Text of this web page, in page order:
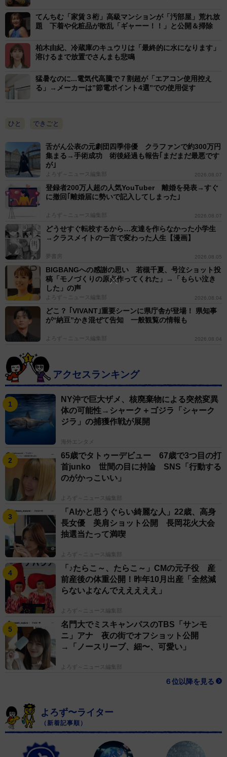
てんちむ「家賃３桁」高級マンションが「汚部屋」荒れ放
題 下着や化粧品が散乱「ギャーー！！」と公開＆掃除
柏木由紀、冷蔵庫のキュウリは「最終的に水になります」
溶けるまで放置でさんまも悲鳴
猛暑なのに...電気代高騰で７割超が「エアコン使用控え
る」→メーカーは”節電ポイント4選”での使用促す
ひと できごと
舌がん公表の元劇団四季俳優 クラファンで約300万円
集まる→手術成功 術後経過も報告｢まだまだ最悪です
が｣
よろず～ニュース編集部 2026.08.07
登録者200万人超の人気YouTuber 離婚を発表→すぐ
に撤回｢離婚届に勢いで記入してしまった｣
よろず～ニュース編集部 2026.08.07
どうせすぐ転校するから…友達を作らなかった小学生
→クラスメイトの一言で変わった人生【漫画】
夢書房 2026.08.05
BIGBANGへの感謝の思い 若槻千夏、号泣ショット投
稿「モノづくりの原点作ってくれた」→「もらい泣き
した」の声
よろず～ニュース編集部 2026.08.04
どこ？ ｢VIVANT｣重要シーンに県庁舎が登場！ 県知事
が“納豆”かき混ぜて告知 一般観覧の情報も
よろず～ニュース編集部 2026.08.04
アクセスランキング
NY沖で巨大ザメ、核廃棄物による突然変異
体の可能性→シャーク＋ゴジラ「シャーク
ジラ」の捕獲作戦が展開
海外エンタメ
65歳でタトゥーデビュー 67歳で3つ目の打
首junko 世間の目に持論 SNS「行動する
のがかっこいい」
よろず～ニュース編集部
「AIかと思うぐらい綺麗な人」22歳、高身
長女優 美肩ショット公開 長岡花火大会
抽選当たって満喫
よろず～ニュース編集部
「♪たらこ～、たらこ～」CMの元子役 産
前産後の体重公開！昨年10月出産「全然減
らないよなんでえええええ」
よろず～ニュース編集部
名門大でミスキャンパスのTBS「サンモ
ニ」アナ 夜の街でオフショット公開
→「ノースリーブ、細〜、可愛い」
よろず～ニュース編集部
６位以降を見る
よろず〜ライター
（新着記事順）